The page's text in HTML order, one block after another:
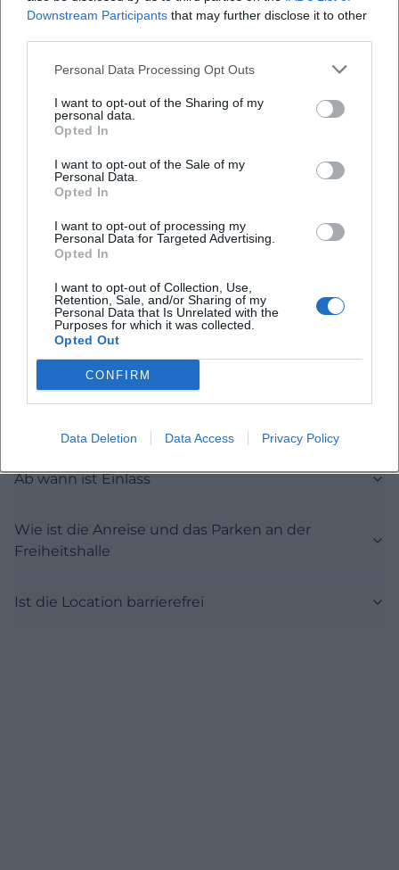
Downstream Participants that may further disclose it to other
Personal Data Processing Opt Outs
I want to opt-out of the Sharing of my
personal data.
Opted In
I want to opt-out of the Sale of my
Personal Data.
Opted In
I want to opt-out of processing my
Personal Data for Targeted Advertising.
Opted In
I want to opt-out of Collection, Use,
Retention, Sale, and/or Sharing of my
Personal Data that Is Unrelated with the
Purposes for which it was collected.
Opted Out
CONFIRM
Data Deletion Data Access Privacy Policy
Open in Google Maps
Häufig gestellte Fragen
Wann beginnt das Konzert und wie lange dauert
Was kosten die Tickets
Gibt es eine Vorband
Ab wann ist Einlass
Wie ist die Anreise und das Parken an der
Freiheitshalle
Ist die Location barrierefrei